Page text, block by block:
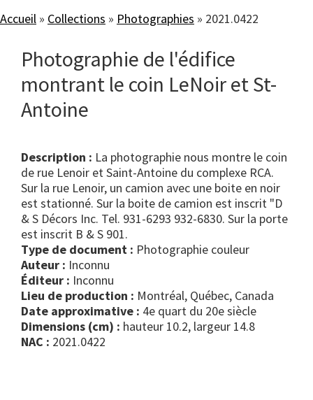
Accueil » Collections » Photographies » 2021.0422
Photographie de l'édifice
montrant le coin LeNoir et St-
Antoine
Description : La photographie nous montre le coin
de rue Lenoir et Saint-Antoine du complexe RCA.
Sur la rue Lenoir, un camion avec une boite en noir
est stationné. Sur la boite de camion est inscrit "D
& S Décors Inc. Tel. 931-6293 932-6830. Sur la porte
est inscrit B & S 901.
Type de document :
photographie couleur
Auteur : Inconnu
Éditeur : Inconnu
Lieu de production : Montréal, Québec, Canada
Date approximative : 4e quart du 20e siècle
Dimensions (cm) : hauteur 10.2, largeur 14.8
NAC : 2021.0422